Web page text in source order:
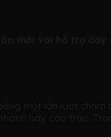
một lần lướt chạm
hay cao trào.